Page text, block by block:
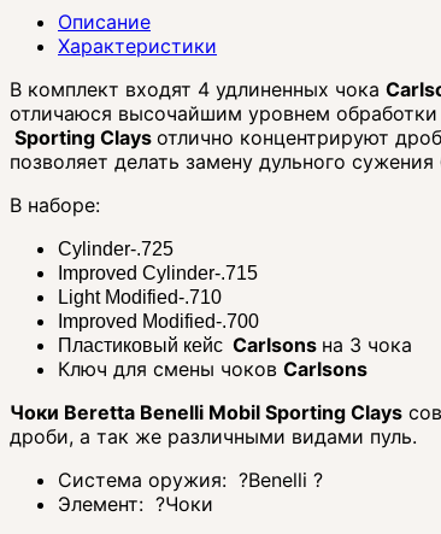
Описание
Характеристики
В комплект входят 4 удлиненных чока
отличаюся высочайшим уровнем
Sporting Clays отлично концентрируют
позволяет делать замену дульного
В наборе:
Cylinder-.725
Improved Cylinder-.715
Light Modified-.710
Improved Modified-.700
Пластиковый кейс Carlsons на 3 чока
Ключ для смены чоков Carlsons
Чоки Beretta Benelli Mobil Sporting Clays
дроби, а так же различными видами пуль.
Система оружия: ?Benelli ?
Элемент: ?Чоки